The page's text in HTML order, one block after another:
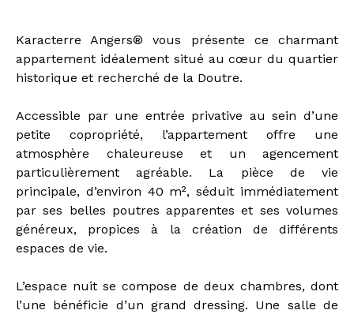
Karacterre Angers® vous présente ce charmant
appartement idéalement situé au cœur du quartier
historique et recherché de la Doutre.
Accessible par une entrée privative au sein d’une
petite copropriété, l’appartement offre une
atmosphère chaleureuse et un agencement
particulièrement agréable. La pièce de vie
principale, d’environ 40 m², séduit immédiatement
par ses belles poutres apparentes et ses volumes
généreux, propices à la création de différents
espaces de vie.
L’espace nuit se compose de deux chambres, dont
l’une bénéficie d’un grand dressing. Une salle de